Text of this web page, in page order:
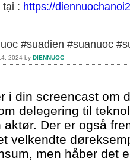
tại : https://
#suadien #suanuoc
2024 by DIENNUOC
i din screencast om
delegering til
aktør. Der er også
velkendte
men håber det